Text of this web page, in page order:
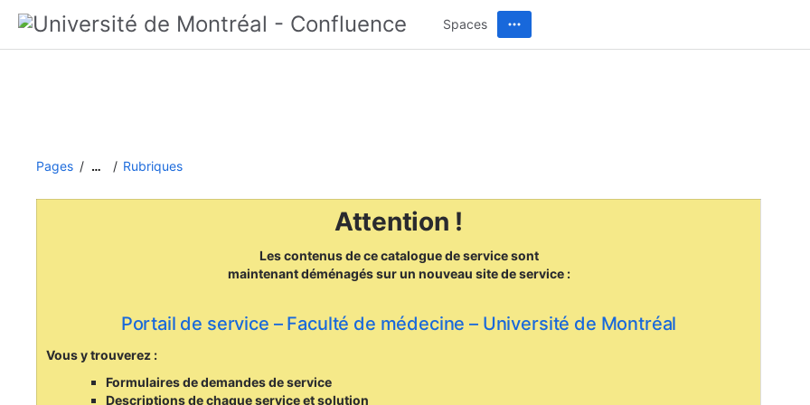
Spaces
Pages … Rubriques
Attention !
Les contenus de ce catalogue de service sont
maintenant déménagéssur un nouveau sitede service :
Portail de service – Faculté de médecine – Université de Montréal
Vous y trouverez :
Formulaires de demandes de service
Descriptions de chaque service et solution